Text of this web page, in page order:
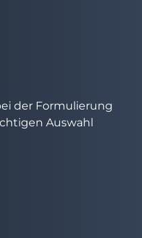
der Formulierung
Auswahl